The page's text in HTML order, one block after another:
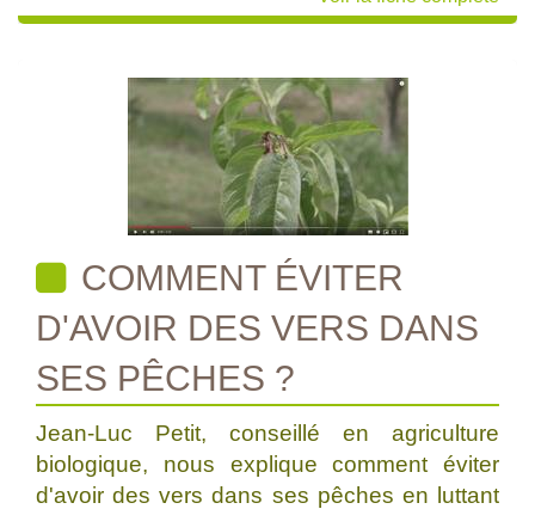
COMMENT ÉVITER
D'AVOIR DES VERS DANS
SES PÊCHES ?
Jean-Luc Petit, conseillé en agriculture
biologique, nous explique comment éviter
d'avoir des vers dans ses pêches en luttant